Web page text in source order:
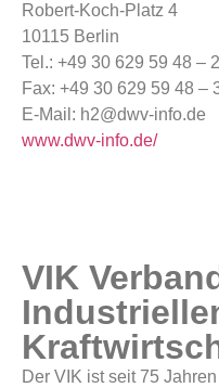
Robert-Koch-Platz 4
10115 Berlin
Tel.: +49 30 629 59 48 – 2
Fax: +49 30 629 59 48 –
E-Mail: h2@dwv-info.de
www.dwv-info.de/
VIK
Der VIK ist seit 75